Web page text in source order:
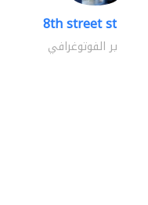
8th street studios
التصوير الفوتوغرافي